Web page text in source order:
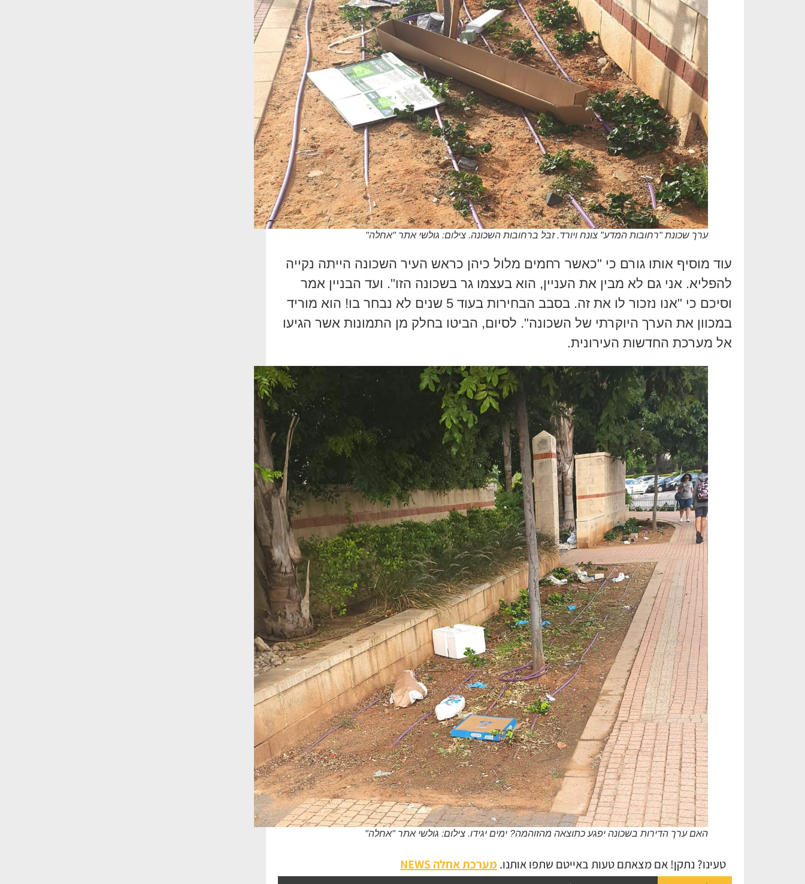
ערך שכונת "רחובות המדע" צונח ויורד. זבל ברחובות השכונה. צילום: גולשי אתר "אחלה"
עוד מוסיף אותו גורם כי "כאשר רחמים מלול כיהן כראש העיר השכונה הייתה נקייה
להפליא. אני גם לא מבין את העניין, הוא בעצמו גר בשכונה הזו". ועד הבניין אמר
וסיכם כי "אנו נזכור לו את זה. בסבב הבחירות בעוד 5 שנים לא נבחר בו! הוא מוריד
במכוון את הערך היוקרתי של השכונה". לסיום, הביטו בחלק מן התמונות אשר הגיעו
אל מערכת החדשות העירונית.
האם ערך הדירות בשכונה יפגע כתוצאה מהזוהמה? ימים יגידו. צילום: גולשי אתר "אחלה"
טעינו? נתקן! אם מצאתם טעות באייטם שתפו אותנו. מערכת אחלה NEWS